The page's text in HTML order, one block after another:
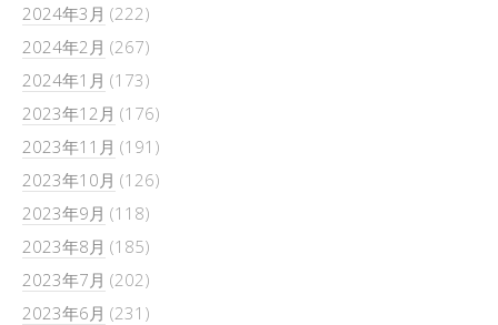
2024年3月 (222)
2024年2月 (267)
2024年1月 (173)
2023年12月 (176)
2023年11月 (191)
2023年10月 (126)
2023年9月 (118)
2023年8月 (185)
2023年7月 (202)
2023年6月 (231)